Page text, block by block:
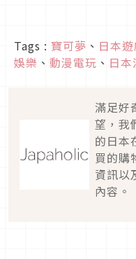
Tags : 寶可夢 、 日本
娛樂 、 動漫電玩 、 日
滿足好
望，我
的日本
買的購
資訊以
內容。